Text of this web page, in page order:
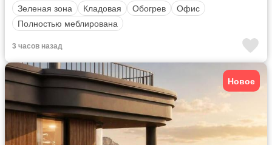
Зеленая зона
Кладовая Обогрев
Офис
Полностью меблирована
3 часов назад
Новое